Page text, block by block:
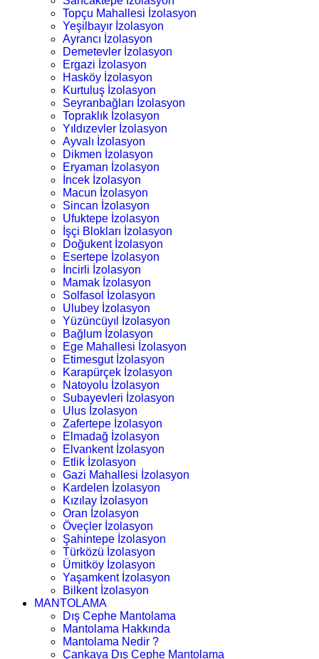
Topçu Mahallesi İzolasyon
Yeşilbayır İzolasyon
Ayrancı İzolasyon
Demetevler İzolasyon
Ergazi İzolasyon
Hasköy İzolasyon
Kurtuluş İzolasyon
Seyranbağları İzolasyon
Topraklık İzolasyon
Yıldızevler İzolasyon
Ayvalı İzolasyon
Dikmen İzolasyon
Eryaman İzolasyon
İncek İzolasyon
Macun İzolasyon
Sincan İzolasyon
Ufuktepe İzolasyon
İşçi Blokları İzolasyon
Doğukent İzolasyon
Esertepe İzolasyon
İncirli İzolasyon
Mamak İzolasyon
Solfasol İzolasyon
Ulubey İzolasyon
Yüzüncüyıl İzolasyon
Bağlum İzolasyon
Ege Mahallesi İzolasyon
Etimesgut İzolasyon
Karapürçek İzolasyon
Natoyolu İzolasyon
Subayevleri İzolasyon
Ulus İzolasyon
Zafertepe İzolasyon
Elmadağ İzolasyon
Elvankent İzolasyon
Etlik İzolasyon
Gazi Mahallesi İzolasyon
Kardelen İzolasyon
Kızılay İzolasyon
Oran İzolasyon
Öveçler İzolasyon
Şahintepe İzolasyon
Türközü İzolasyon
Ümitköy İzolasyon
Yaşamkent İzolasyon
Bilkent İzolasyon
MANTOLAMA
Dış Cephe Mantolama
Mantolama Hakkında
Mantolama Nedir ?
Çankaya Dış Cephe Mantolama